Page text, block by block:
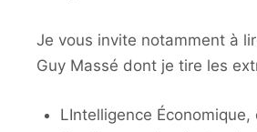
Je vous invite notamment à
Guy Massé dont je tire les
LIntelligence Économique,